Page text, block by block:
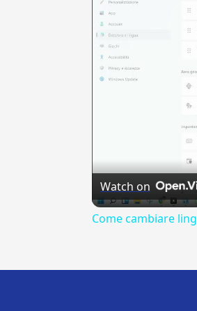
Watch on
Come cambiare